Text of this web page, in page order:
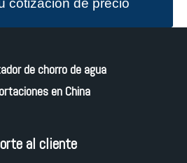
cotización de precio
ahora!
de chorro de agua
en China
al cliente